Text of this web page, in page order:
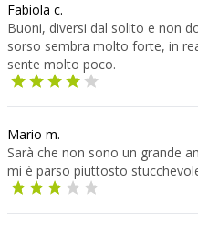
Fabiola c.
Buoni, diversi dal solito e non
sorso sembra molto forte, in
sente molto poco.
Mario m.
Sarà che non sono un grande
mi è parso piuttosto